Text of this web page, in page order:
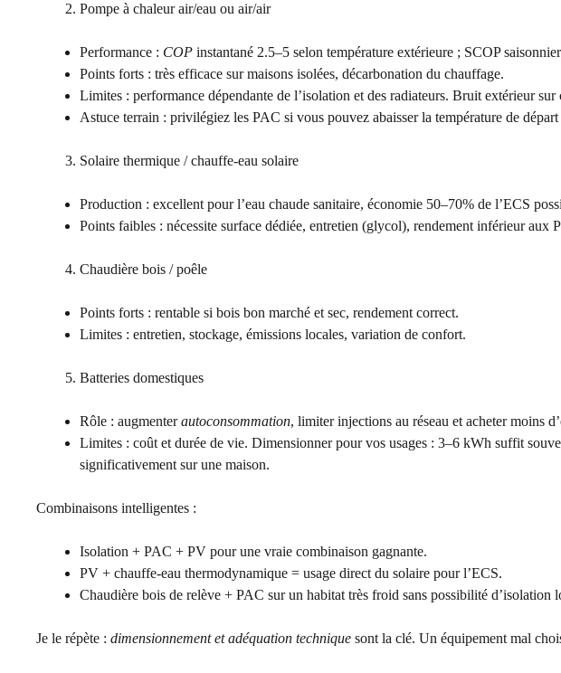
Pompe à chaleur air/eau ou air/air
Performance : COP instantané 2.5–5 selon température extérieure ; SCOP
Points forts : très efficace sur maisons isolées, décarbonation du chauffage.
Limites : performance dépendante de l’isolation et des radiateurs. Bruit extérieur
Astuce terrain : privilégiez les PAC si vous pouvez abaisser la température de
Solaire thermique / chauffe-eau solaire
Production : excellent pour l’eau chaude sanitaire, économie 50–70% de l’ECS
Points faibles : nécessite surface dédiée, entretien (glycol), rendement inférieur aux
Chaudière bois / poêle
Points forts : rentable si bois bon marché et sec, rendement correct.
Limites : entretien, stockage, émissions locales, variation de confort.
Batteries domestiques
Rôle : augmenterautoconsommation, limiter injections au réseau et acheter moins
Limites : coût et durée de vie. Dimensionner pour vos usages : 3–6 kWh suffit
significativement sur une maison.
Combinaisons intelligentes :
Isolation + PAC + PV pour une vraie combinaison gagnante.
PV + chauffe-eau thermodynamique = usage direct du solaire pour l’ECS.
Chaudière bois de relève + PAC sur un habitat très froid sans possibilité d’isolation
Je le répète : dimensionnement et adéquation technique sont la clé. Un équipement mal